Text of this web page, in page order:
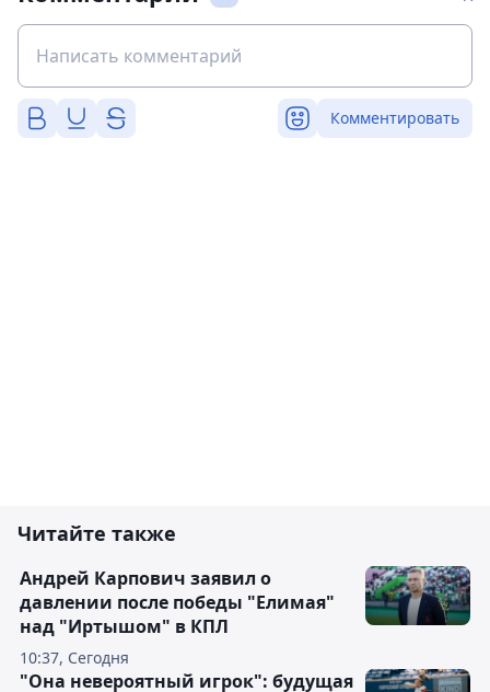
Комментировать
Читайте также
10:37, Сегодня
Андрей Карпович заявил о
давлении после победы "Елимая"
над "Иртышом" в КПЛ
"Она невероятный игрок": будущая